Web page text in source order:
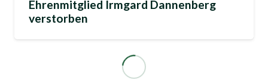
Ehrenmitglied Irmgard Dannenberg
verstorben